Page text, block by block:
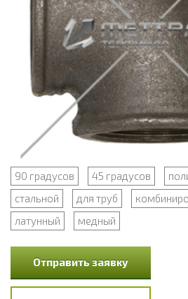
90 градусов 45 градусов
стальной
для труб
латунный
медный
Отправить заявку